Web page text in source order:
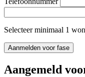
Selecteer minimaal 1
Aanmelden voor fase
Aangemeld